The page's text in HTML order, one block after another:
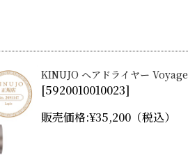
KINUJO ヘアドライヤー Voyage
[5920010010023]
販売価格:¥35,200 （税込）